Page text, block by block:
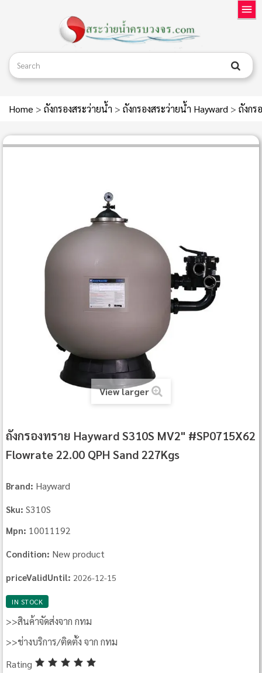
Home > ถังกรองสระว่ายน้ำ > ถังกรองสระว่ายน้ำ Hayward > ถังกร
View larger
ถังกรองทราย Hayward S310S MV2" #SP0715X62
Flowrate 22.00 QPH Sand 227Kgs
Brand: Hayward
Sku: S310S
Mpn: 10011192
Condition: New product
priceValidUntil: 2026-12-15
IN STOCK
>>สินค้าจัดส่งจาก กทม
>>ช่างบริการ/ติดตั้ง จาก กทม
Rating